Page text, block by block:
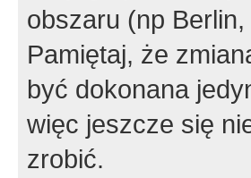
obszaru (np
Pamiętaj, że
być dokonana
więc jeszcze się
zrobić.